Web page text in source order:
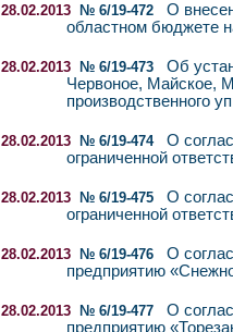
28.02.2013 № 6/19-472
О
областном бюджете
28.02.2013 № 6/19-473
Об
Червоное, Майское,
производственного
28.02.2013 № 6/19-474
О
ограниченной
28.02.2013 № 6/19-475
О
ограниченной
28.02.2013 № 6/19-476
О
предприятию
28.02.2013 № 6/19-477
О
предприятию